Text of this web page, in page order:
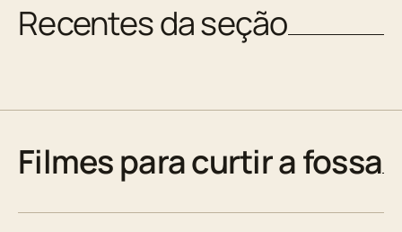
Recentes da seção
Filmes para curtir a fossa